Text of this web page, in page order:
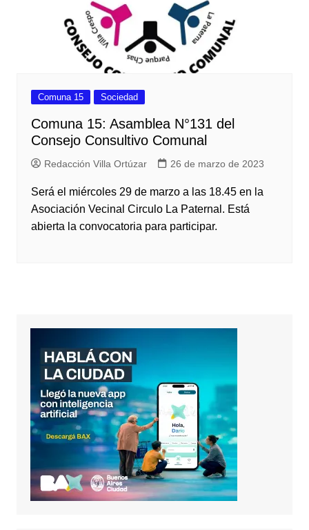
Comuna 15 Sociedad
Comuna 15: Asamblea N°131 del
Consejo Consultivo Comunal
Redacción Villa Ortúzar 26 de marzo de 2023
Será el miércoles 29 de marzo a las 18.45 en la
Asociación Vecinal Circulo La Paternal. Está
abierta la convocatoria para participar.